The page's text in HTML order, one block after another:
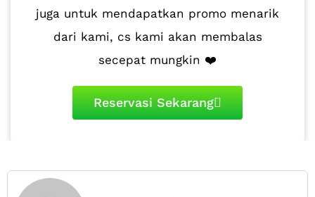
juga untuk mendapatkan promo menarik
dari kami, cs kami akan membalas
secepat mungkin ❤️
Reservasi Sekarang